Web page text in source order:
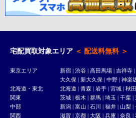
宅配買取対象エリア ＜ 配送料無料 ＞
東京エリア 新宿 | 渋谷 | 高田馬場 | 吉祥寺
大久保 | 新大久保 | 中野 | 神楽
北海道・東北
北海道 | 青森 | 岩手 | 宮城 | 秋
関東
茨城 | 栃木 | 群馬 | 埼玉 | 千葉 |
中部
新潟 | 富山 | 石川 | 福井 | 山梨
関西
滋賀 | 京都 | 大阪 | 兵庫 | 奈良 |